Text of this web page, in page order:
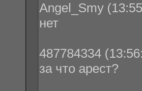
Angel_Smy
нет
487784334
за что арест?